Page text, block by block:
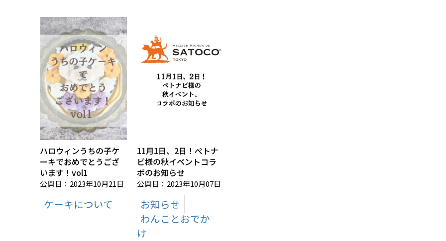
ハロウィンうちの子ケ
ーキでおめでとうござ
います！vol1
公開日：2023年10月21日
ケーキについて
11月1日、2日！ぺトナ
ビ様の秋イベントコラ
ボのお知らせ
公開日：2023年10月07日
お知らせ
わんことおでか
け